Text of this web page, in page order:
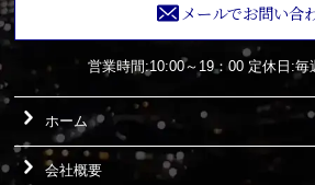
メールでお問い合
営業時間:10:00～19：00 定休日:毎
ホーム
会社概要